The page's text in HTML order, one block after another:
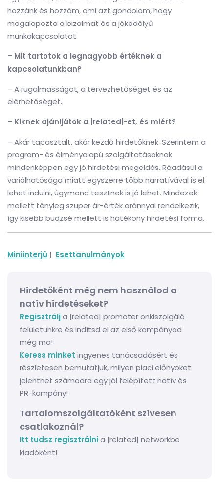
hozzánk és hozzám, ami azt gondolom, hogy
megalapozta a bizalmat és a jókedélyű
munkakapcsolatot.
– Mit tartotok a legnagyobb értéknek a
kapcsolatunkban?
– A rugalmasságot, a tervezhetőséget és az
elérhetőséget.
– Kiknek ajánljátok a |related|-et, és miért?
– Akár tapasztalt, akár kezdő hirdetőknek. Szerintem a
program- és élményalapú szolgáltatásoknak
mindenképpen egy jó hirdetési megoldás. Ráadásul a
variálhatósága miatt egyszerre több narratívával is el
lehet indulni, úgymond tesztnek is jó lehet. Mindezek
mellett tényleg szuper ár-érték aránnyal rendelkezik,
így kisebb büdzsé mellett is hatékony hirdetési forma.
Miniinterjú | Esettanulmányok
Hirdetőként még nem használod a
natív hirdetéseket?
Regisztrálja |related| promoter önkiszolgáló
felületünkre és indítsd el az első kampányod
még ma!
Keress minket ingyenes tanácsadásért és
részletesen bemutatjuk, milyen piaci előnyöket
jelenthet számodra egy jól felépített natív és
PR-kampány!
Tartalomszolgáltatóként szívesen
csatlakoznál?
Itt tudsz regisztrálnia |related| networkbe
kiadóként!